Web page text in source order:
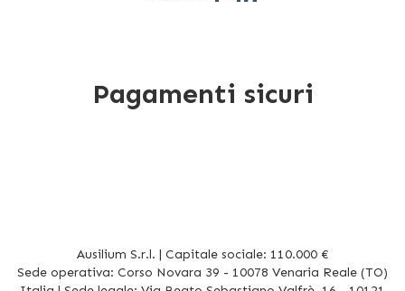
Pagamenti sicuri
Ausilium S.r.l. | Capitale sociale: 110.000 €
Sede operativa: Corso Novara 39 - 10078 Venaria Reale (TO)